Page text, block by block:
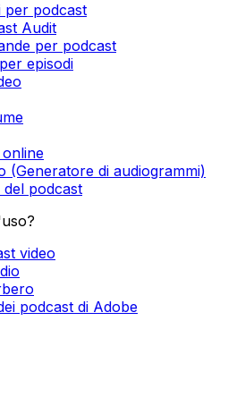
per podcast
Audit
per podcast
episodi
(Generatore di audiogrammi)
podcast
video
podcast di Adobe